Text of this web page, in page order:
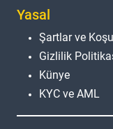
Yasal
Şartlar ve
Gizlilik
Künye
KYC ve AML